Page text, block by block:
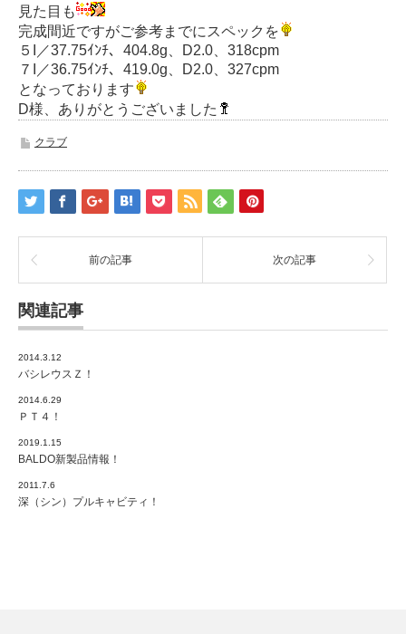
見た目も
完成間近ですがご参考までにスペックを
５I／37.75ｲﾝﾁ、404.8g、D2.0、318cpm
７I／36.75ｲﾝﾁ、419.0g、D2.0、327cpm
となっております
D様、ありがとうございました
クラブ
前の記事 次の記事
関連記事
2014.3.12
バシレウスＺ！
2014.6.29
ＰＴ４！
2019.1.15
BALDO新製品情報！
2011.7.6
深（シン）プルキャビティ！